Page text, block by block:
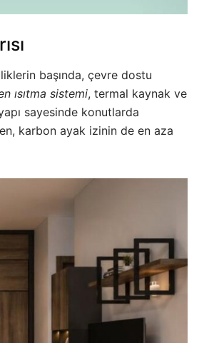
başında, çevre dostu
ısıtma sistemi, termal kaynak ve
sayesinde konutlarda
karbon ayak izinin de en aza